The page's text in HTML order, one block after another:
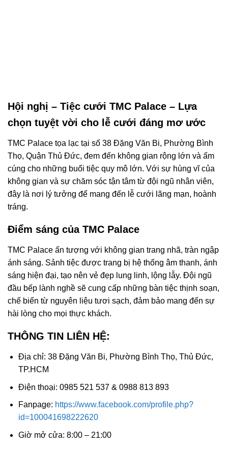
Hội nghị – Tiệc cưới TMC Palace – Lựa
chọn tuyệt vời cho lễ cưới đáng mơ ước
TMC Palace tọa lạc tại số 38 Đặng Văn Bi, Phường Bình
Thọ, Quận Thủ Đức, đem đến không gian rộng lớn và ấm
cúng cho những buổi tiệc quy mô lớn. Với sự hùng vĩ của
không gian và sự chăm sóc tận tâm từ đội ngũ nhân viên,
đây là nơi lý tưởng để mang đến lễ cưới lãng mạn, hoành
tráng.
Điểm sáng của TMC Palace
TMC Palace ấn tượng với không gian trang nhã, tràn ngập
ánh sáng. Sảnh tiệc được trang bị hệ thống âm thanh, ánh
sáng hiện đại, tạo nên vẻ đẹp lung linh, lộng lẫy. Đội ngũ
đầu bếp lành nghề sẽ cung cấp những bàn tiệc thịnh soạn,
chế biến từ nguyên liệu tươi sạch, đảm bảo mang đến sự
hài lòng cho mọi thực khách.
THÔNG TIN LIÊN HỆ:
Địa chỉ: 38 Đặng Văn Bi, Phường Bình Thọ, Thủ Đức,
TP.HCM
Điện thoại: 0985 521 537 & 0988 813 893
Fanpage: https://www.facebook.com/profile.php?
id=100041698222620
Giờ mở cửa: 8:00 – 21:00